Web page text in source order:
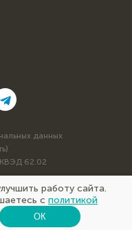
данных
62.02
Битрикс
работу сайта.
с политикой
ОК